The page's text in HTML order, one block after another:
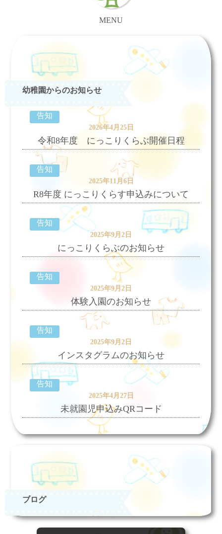
MENU
幼稚園からのお知らせ
告知
2026年4月25日
令和8年度 にっこりくらぶ開催日程
告知
2025年11月6日
R8年度 にっこりくらす申込みについて
告知
2025年9月2日
にっこりくらぶのお知らせ
告知
2025年9月2日
体験入園のお知らせ
告知
2025年9月2日
インスタグラムのお知らせ
告知
2025年4月27日
未就園児申込みQRコード
ブログ